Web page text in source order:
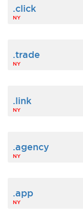
.click
NY
.trade
NY
.link
NY
.agency
NY
.app
NY